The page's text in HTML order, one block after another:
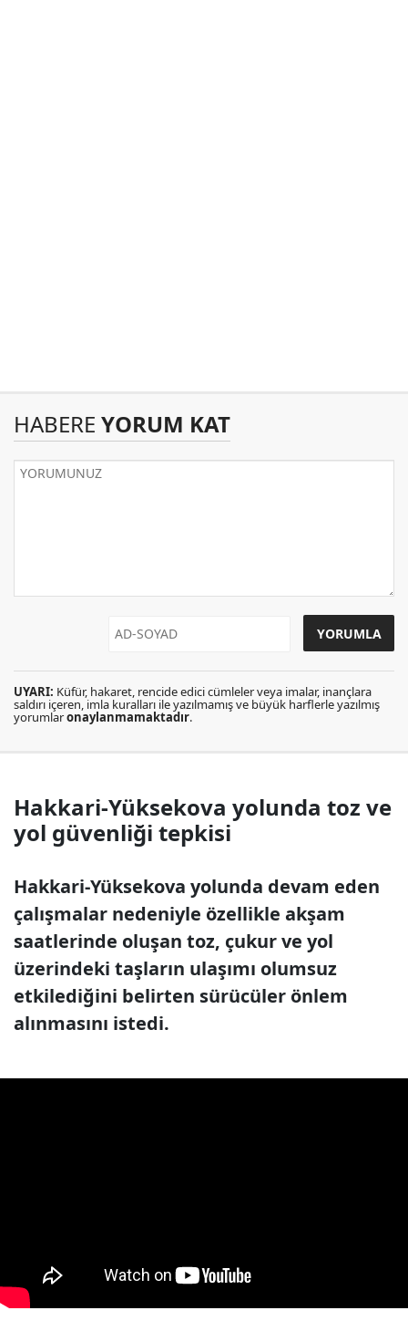
HABERE YORUM KAT
UYARI: Küfür, hakaret, rencide edici cümleler veya imalar, inançlara
saldırı içeren, imla kuralları ile yazılmamış ve büyük harflerle yazılmış
yorumlaronaylanmamaktadır.
Hakkari-Yüksekova yolunda toz ve
yol güvenliği tepkisi
Hakkari-Yüksekova yolunda devam eden
çalışmalar nedeniyle özellikle akşam
saatlerinde oluşan toz, çukur ve yol
üzerindeki taşların ulaşımı olumsuz
etkilediğini belirten sürücüler önlem
alınmasını istedi.